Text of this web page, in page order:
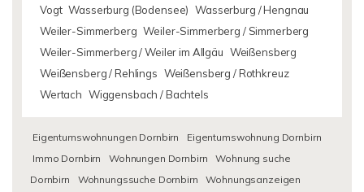
Vogt Wasserburg (Bodensee) Wasserburg / Hengnau
Weiler-Simmerberg Weiler-Simmerberg / Simmerberg
Weiler-Simmerberg / Weiler im Allgäu Weißensberg
Weißensberg / Rehlings Weißensberg / Rothkreuz
Wertach Wiggensbach / Bachtels
Eigentumswohnungen Dornbirn
Eigentumswohnung Dornbirn
Immo Dornbirn
Wohnungen Dornbirn
Wohnung suche
Dornbirn
Wohnungssuche Dornbirn
Wohnungsanzeigen